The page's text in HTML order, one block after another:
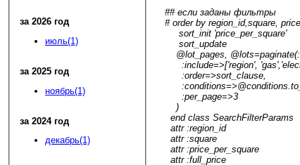
за 2026 год
июль(1)
за 2025 год
ноябрь(1)
за 2024 год
декабрь(1)
## если заданы фильтры
# order by region_id,square,
sort_init 'price_per_square'
sort_update
@lot_pages,
:include=>['region',
:order=>sort_clause,
:per_page=>3
)
end class SearchFilterParams
attr :region_id
attr :square
attr :price_per_square
attr :full_price